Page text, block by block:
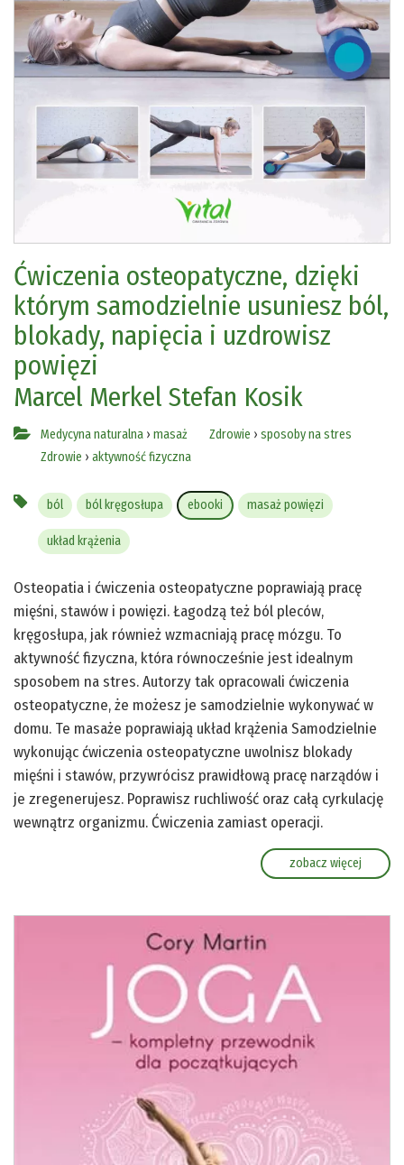
Ćwiczenia osteopatyczne, dzięki
którym samodzielnie usuniesz ból,
blokady, napięcia i uzdrowisz
powięzi
Marcel Merkel Stefan Kosik
Medycyna naturalna › masaż
Zdrowie › aktywność fizyczna
Zdrowie › sposoby na stres
ból ból kręgosłupa ebooki masaż powięzi
układ krążenia
Osteopatia i ćwiczenia osteopatyczne poprawiają pracę
mięśni, stawów i powięzi. Łagodzą też ból pleców,
kręgosłupa, jak również wzmacniają pracę mózgu. To
aktywność fizyczna, która równocześnie jest idealnym
sposobem na stres. Autorzy tak opracowali ćwiczenia
osteopatyczne, że możesz je samodzielnie wykonywać w
domu. Te masaże poprawiają układ krążenia Samodzielnie
wykonując ćwiczenia osteopatyczne uwolnisz blokady
mięśni i stawów, przywrócisz prawidłową pracę narządów i
je zregenerujesz. Poprawisz ruchliwość oraz całą cyrkulację
wewnątrz organizmu. Ćwiczenia zamiast operacji.
zobacz więcej